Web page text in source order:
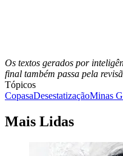
Os textos gerados por
final também passa pela
Tópicos
CopasaDesestatizaçãoMinas
Mais Lidas